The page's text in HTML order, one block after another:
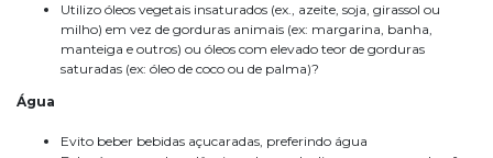
Utilizo óleos vegetais insaturados (ex., azeite, soja, girassol ou
milho) em vez de gorduras animais (ex: margarina, banha,
manteiga e outros) ou óleos com elevado teor de gorduras
saturadas (ex: óleo de coco ou de palma)?
Água
Evito beber bebidas açucaradas, preferindo água